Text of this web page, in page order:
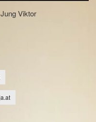
Viktor